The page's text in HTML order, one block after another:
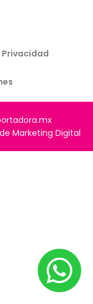
Privacidad
Marketing Digital